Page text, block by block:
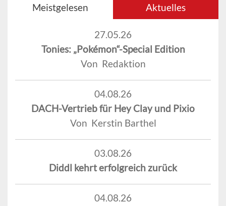
Meistgelesen Aktuelles
27.05.26
Tonies: „Pokémon“-Special Edition
Von Redaktion
04.08.26
DACH-Vertrieb für Hey Clay und Pixio
Von Kerstin Barthel
03.08.26
Diddl kehrt erfolgreich zurück
04.08.26